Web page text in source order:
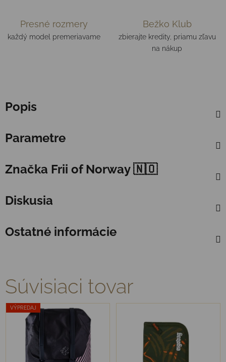
Presné rozmery
každý model premeriavame
Bežko Klub
zbierajte kredity, priamu zľavu
na nákup
Popis
Parametre
Značka Frii of Norway 🇳🇴
Diskusia
Ostatné informácie
Súvisiaci tovar
VÝPREDAJ